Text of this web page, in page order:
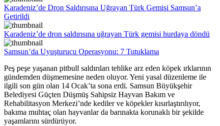
Karadeniz’de Dron Saldırısına Uğrayan Türk Gemisi Samsun’a
Getirildi
Karadeniz’de dron saldırısına uğrayan Türk gemisi hurdaya döndü
Samsun’da Uyuşturucu Operasyonu: 7 Tutuklama
Peş peşe yaşanan pitbull saldırıları tehlike arz eden köpek ırklarının
gündemden düşmemesine neden oluyor. Yeni yasal düzenleme ile
ilgili son gün olan 14 Ocak’ta sona erdi. Samsun Büyükşehir
Belediyesi Güçten Düşmüş Sahipsiz Hayvan Bakım ve
Rehabilitasyon Merkezi’nde kediler ve köpekler kısırlaştırılıyor,
bakıma muhtaç olan hayvanlar da barınakta korunaklı bir şekilde
yaşamlarını sürdürüyor.